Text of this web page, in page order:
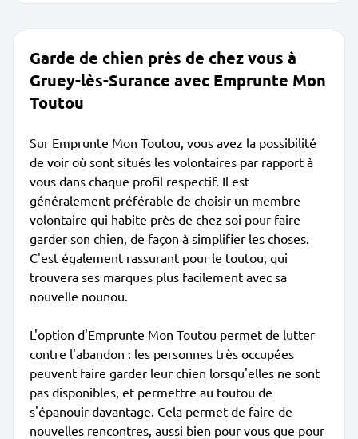
Garde de chien près de chez vous à
Gruey-lès-Surance avec Emprunte Mon
Toutou
Sur Emprunte Mon Toutou, vous avez la possibilité
de voir où sont situés les volontaires par rapport à
vous dans chaque profil respectif. Il est
généralement préférable de choisir un membre
volontaire qui habite près de chez soi pour faire
garder son chien, de façon à simplifier les choses.
C'est également rassurant pour le toutou, qui
trouvera ses marques plus facilement avec sa
nouvelle nounou.
L'option d'Emprunte Mon Toutou permet de lutter
contre l'abandon : les personnes très occupées
peuvent faire garder leur chien lorsqu'elles ne sont
pas disponibles, et permettre au toutou de
s'épanouir davantage. Cela permet de faire de
nouvelles rencontres, aussi bien pour vous que pour